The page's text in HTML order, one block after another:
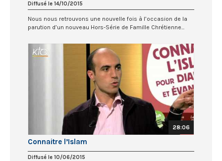
Diffusé le 14/10/2015
Nous nous retrouvons une nouvelle fois à l’occasion de la
parution d’un nouveau Hors-Série de Famille Chrétienne...
28:06
Connaitre l’Islam
Diffusé le 10/06/2015